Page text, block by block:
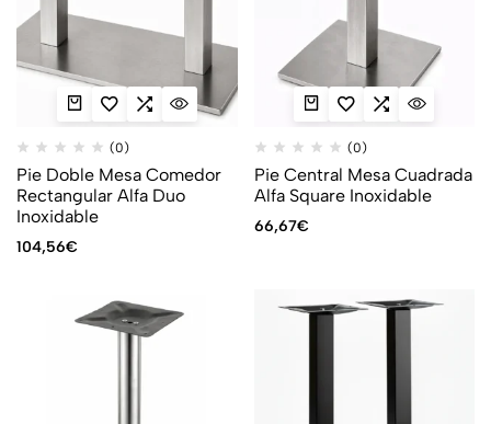
(0)
Pie Doble Mesa Comedor
Rectangular Alfa Duo
Inoxidable
104,56€
(0)
Pie Central Mesa Cuadrada
Alfa Square Inoxidable
66,67€